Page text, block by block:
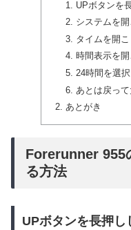
UPボタンを
システムを開
タイムを開こ
時間表示を開
24時間を選択
あとは戻っ
あとがき
Forerunner 955
る方法
UPボタンを長押し